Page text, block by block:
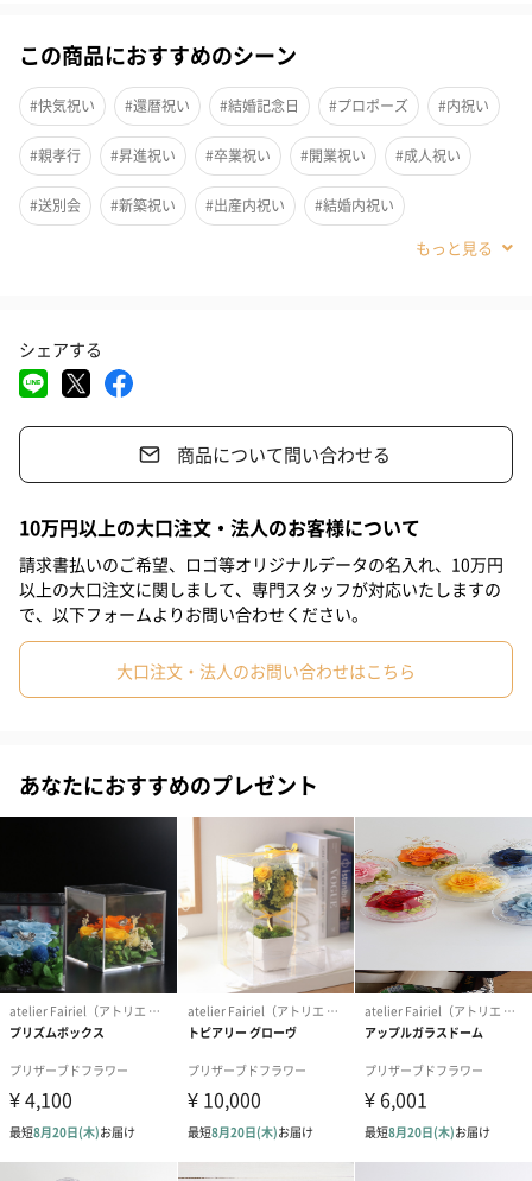
フレームの中のお花や葉・小花に至るまで全て本物のプリザーブ
ドフラワーを贅沢に敷き詰めました。エレガントなフレームにア
豪華で優美なボックスフレーム
百貨店デザイナー時に「お花畑を閉じ込めたフレームアレンジを
開発してほしい」とお店側からご提案いただき、大小のバラを組
み合わせて立体的なフレームアレンジに完成させました。
5種類のカラーをご用意しました
パープル
ピンク
黄
この商品におすすめのシーン
#快気祝い #還暦祝い #結婚記念日 #プロポーズ #内祝い
#親孝行 #昇進祝い #卒業祝い #開業祝い #成人祝い
#送別会 #新築祝い #出産内祝い #結婚内祝い
#喜寿祝い
#お祝い
#お中元 #誕生日
#入学祝い #就職祝い #引っ越し祝い
#取引先女性 #義母 #部下女性 #姪 #娘 #姉 #妹
#彼女 #同僚女性 #上司女性 #祖母 #母親 #妻
#40代 #50代 #60代 #70代 #80代 #90代
シェアする
商品について問い合わせる
10万円以上の大口注文・法人のお客様について
請求書払いのご希望、ロゴ等オリジナルデータの名入れ、10万円
以上の大口注文に関しまして、専門スタッフが対応いたしますの
で、以下フォームよりお問い合わせください。
大口注文・法人のお問い合わせはこちら
あなたにおすすめのプレゼント